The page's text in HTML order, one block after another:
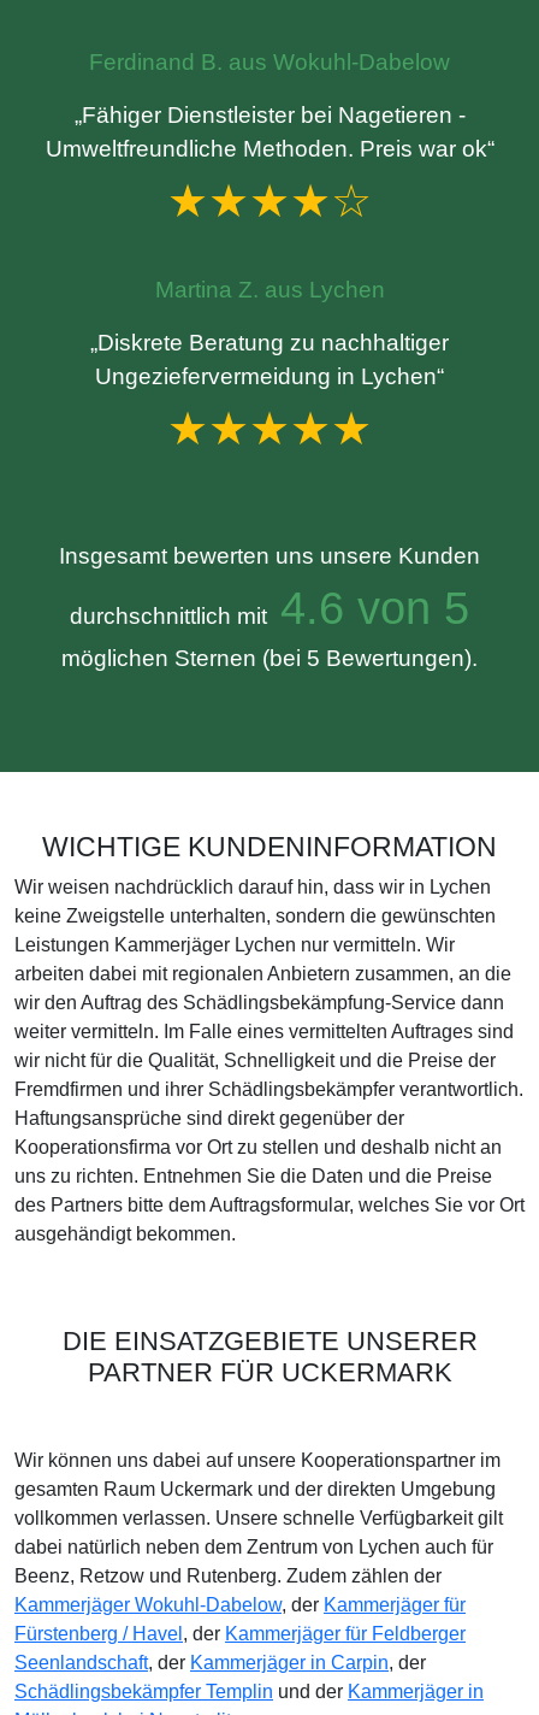
Ferdinand B. aus Wokuhl-Dabelow
„Fähiger Dienstleister bei Nagetieren -
Umweltfreundliche Methoden. Preis war ok“
★★★★☆
Martina Z. aus Lychen
„Diskrete Beratung zu nachhaltiger
Ungeziefervermeidung in Lychen“
★★★★★
Insgesamt bewerten uns unsere Kunden
durchschnittlich mit 4.6 von 5
möglichen Sternen (bei 5 Bewertungen).
WICHTIGE KUNDENINFORMATION
Wir weisen nachdrücklich darauf hin, dass wir in Lychen
keine Zweigstelle unterhalten, sondern die gewünschten
Leistungen Kammerjäger Lychen nur vermitteln. Wir
arbeiten dabei mit regionalen Anbietern zusammen, an die
wir den Auftrag des Schädlingsbekämpfung-Service dann
weiter vermitteln. Im Falle eines vermittelten Auftrages sind
wir nicht für die Qualität, Schnelligkeit und die Preise der
Fremdfirmen und ihrer Schädlingsbekämpfer verantwortlich.
Haftungsansprüche sind direkt gegenüber der
Kooperationsfirma vor Ort zu stellen und deshalb nicht an
uns zu richten. Entnehmen Sie die Daten und die Preise
des Partners bitte dem Auftragsformular, welches Sie vor Ort
ausgehändigt bekommen.
DIE EINSATZGEBIETE UNSERER
PARTNER FÜR UCKERMARK
Wir können uns dabei auf unsere Kooperationspartner im
gesamten Raum Uckermark und der direkten Umgebung
vollkommen verlassen. Unsere schnelle Verfügbarkeit gilt
dabei natürlich neben dem Zentrum von Lychen auch für
Beenz, Retzow und Rutenberg. Zudem zählen der
Kammerjäger Wokuhl-Dabelow, der Kammerjäger für
Fürstenberg / Havel , der Kammerjäger für Feldberger
Seenlandschaft, der Kammerjäger in Carpin, der
Schädlingsbekämpfer Templin und der Kammerjäger in